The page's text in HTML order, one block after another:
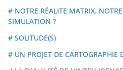
# NOTRE RÉALITE MATRIX.
SIMULATION ?
# SOLITUDE(S)
# UN PROJET DE CARTOGRAPHIE